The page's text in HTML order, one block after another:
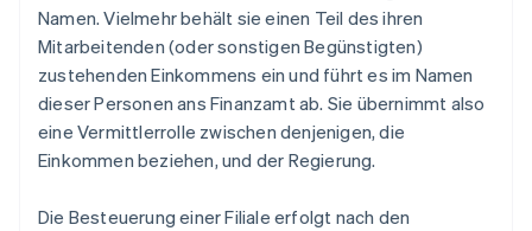
Namen. Vielmehr behält sie einen Teil des ihren
Mitarbeitenden (oder sonstigen Begünstigten)
zustehenden Einkommens ein und führt es im Namen
dieser Personen ans Finanzamt ab. Sie übernimmt also
eine Vermittlerrolle zwischen denjenigen, die
Einkommen beziehen, und der Regierung.
Die Besteuerung einer Filiale erfolgt nach den